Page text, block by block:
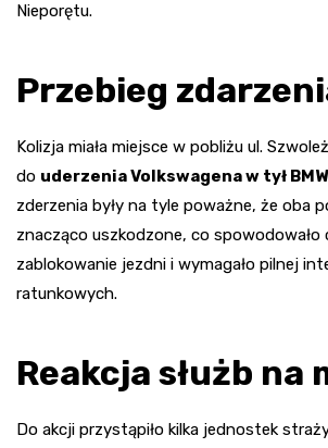
Nieporętu.
Przebieg
Kolizja miała miejsce w pobliżu ul.
do uderzenia Volkswagena w tył BMW
zderzenia były na tyle poważne, że oba
znacząco uszkodzone, co spowodowało
zablokowanie jezdni i wymagało pilnej
ratunkowych.
Reakcja służb na
Do akcji przystąpiło kilka jednostek